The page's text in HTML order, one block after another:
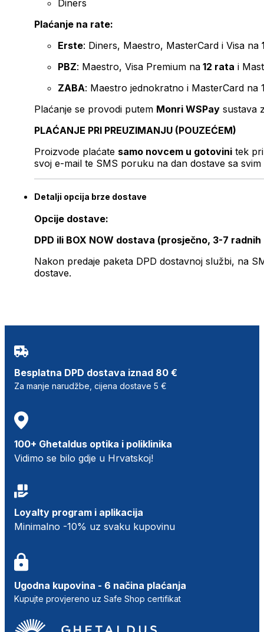
Diners
Plaćanje na rate:
Erste: Diners, Maestro, MasterCard i Visa na
PBZ: Maestro, Visa Premium na 12 rata i
ZABA: Maestro jednokratno i MasterCard na
Plaćanje se provodi putem Monri WSPay sustava
PLAĆANJE PRI PREUZIMANJU (POUZEĆEM)
Proizvode plaćate samo novcem u gotovini tek
svoj e-mail te SMS poruku na dan dostave sa svim
Detalji opcija brze dostave
Opcije dostave:
DPD ili BOX NOW dostava (prosječno, 3-7 radnih
Nakon predaje paketa DPD dostavnoj službi, na
dostave.
Besplatna DPD dostava iznad 80 €
Za manje narudžbe, cijena dostave 5 €
100+ Ghetaldus optika i poliklinika
Vidimo se bilo gdje u Hrvatskoj!
Loyalty program i aplikacija
Minimalno -10% uz svaku kupovinu
Ugodna kupovina - 6 načina plaćanja
Kupujte provjereno uz Safe Shop certifikat